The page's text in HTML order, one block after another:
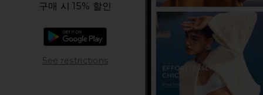
구매 시 15% 할인
See restrictionsOpens in a modal window